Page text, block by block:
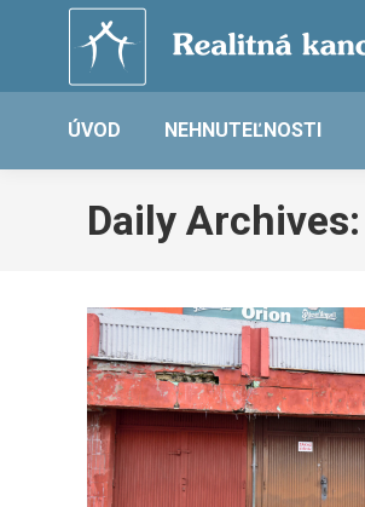
ÚVOD NEHNUTEĽNOSTI
Daily Archives: